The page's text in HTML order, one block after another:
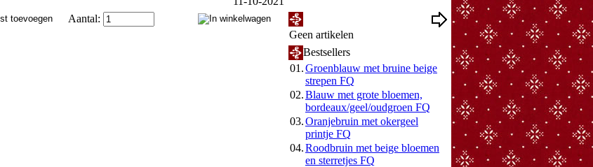
Aantal:
Geen artikelen
Bestsellers
01.Groenblauw met bruine beige
strepen FQ
02.Blauw met grote bloemen,
bordeaux/geel/oudgroen FQ
03.Oranjebruin met okergeel
printje FQ
04.Roodbruin met beige bloemen
en sterretjes FQ